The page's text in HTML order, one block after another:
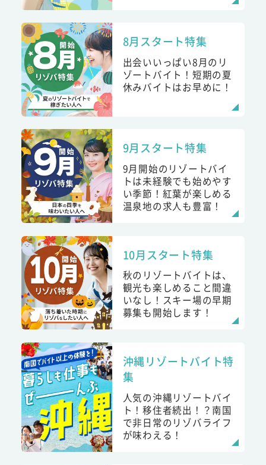
8月スタート特集
出会いいっぱい8月のリ
ゾートバイト！短期の夏
休みバイトはお早めに！
9月スタート特集
9月開始のリゾートバイ
トは未経験でも始めやす
い季節！紅葉が楽しめる
温泉地の求人も豊富！
10月スタート特集
秋のリゾートバイトは、
観光も楽しめること間違
いなし！スキー場の早期
募集も開始します！
沖縄リゾートバイト特
集
人気の沖縄リゾートバイ
ト！移住者続出！？南国
で非日常のリゾバライフ
が味わえる！